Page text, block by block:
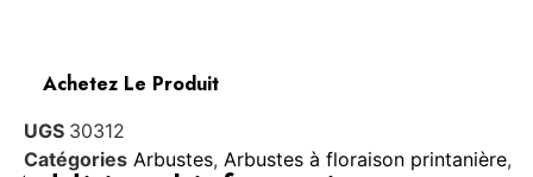
Achetez Le Produit
UGS 30312
Catégories Arbustes, Arbustes à floraison printanière,